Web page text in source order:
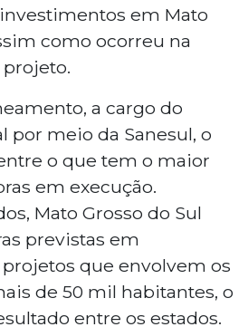
em Mato
como ocorreu na
a cargo do
por meio da Sanesul, o
o que tem o maior
em execução.
Mato Grosso do Sul
previstas em
que envolvem os
de 50 mil habitantes, o
entre os estados.